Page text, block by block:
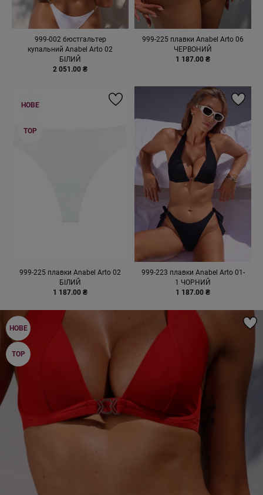
999-002 бюстгальтер
купальний Anabel Arto 02
БІЛИЙ
2 051.00 ₴
999-225 плавки Anabel Arto 06
ЧЕРВОНИЙ
1 187.00 ₴
999-225 плавки Anabel Arto 02
БІЛИЙ
1 187.00 ₴
НОВЕ
TOP
999-223 плавки Anabel Arto 01-
1 ЧОРНИЙ
1 187.00 ₴
НОВЕ
TOP